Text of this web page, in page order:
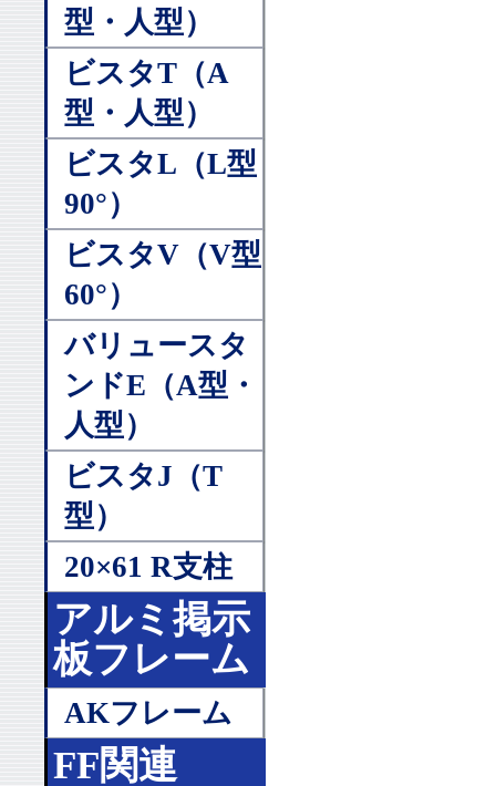
型・人型）
ビスタT（A
型・人型）
ビスタL（L型
90°）
ビスタV（V型
60°）
バリュースタ
ンドE（A型・
人型）
ビスタJ（T
型）
20×61 R支柱
アルミ掲示
板フレーム
AKフレーム
FF関連